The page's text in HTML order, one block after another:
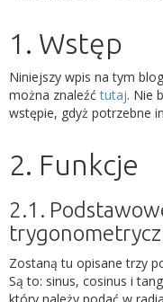
1. Wstęp
Niniejszy wpis na tym
można znaleźćtutaj. Nie
wstępie, gdyż potrzebne
2. Funkcje
2.1.
Zostaną tu opisane trzy
Są to: sinus, cosinus i